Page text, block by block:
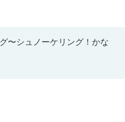
〜シュノーケリング！かな